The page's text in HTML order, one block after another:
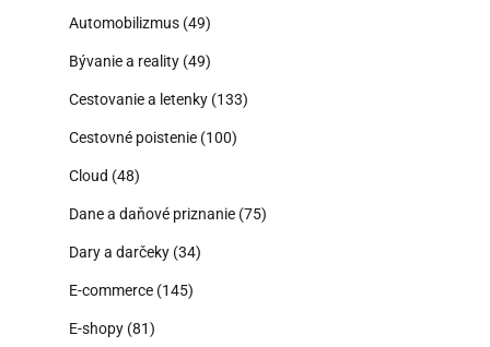
Automobilizmus (49)
Bývanie a reality (49)
Cestovanie a letenky (133)
Cestovné poistenie (100)
Cloud (48)
Dane a daňové priznanie (75)
Dary a darčeky (34)
E-commerce (145)
E-shopy (81)